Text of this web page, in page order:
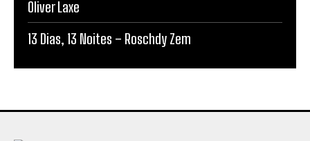
Oliver Laxe
13 Dias, 13 Noites – Roschdy Zem